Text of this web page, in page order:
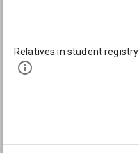
Relatives in student registry